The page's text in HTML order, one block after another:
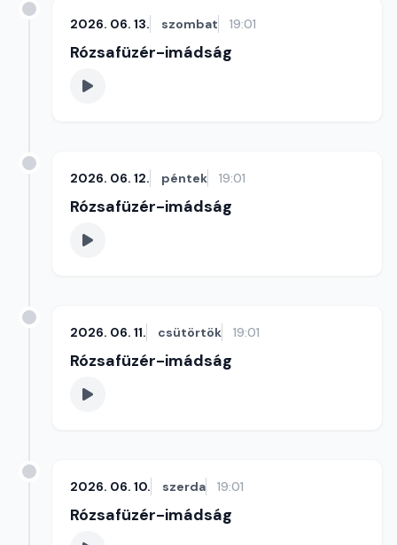
2026. 06. 13. szombat 19:01
Rózsafüzér-imádság
2026. 06. 12. péntek 19:01
Rózsafüzér-imádság
2026. 06. 11. csütörtök 19:01
Rózsafüzér-imádság
2026. 06. 10. szerda 19:01
Rózsafüzér-imádság